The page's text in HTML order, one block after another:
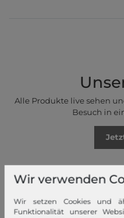
Alle Produkte live sehen
Besuch in
Wir verwenden
Wir setzen Cookies und
Funktionalität unserer